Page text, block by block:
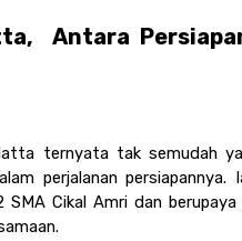
Antara
ternyata tak semudah
perjalanan
SMA Cikal Amri dan